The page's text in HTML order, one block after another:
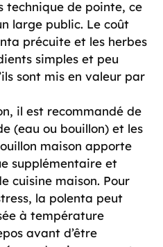
technique de pointe, ce
large public. Le coût
précuite et les herbes
simples et peu
sont mis en valeur par
il est recommandé de
(eau ou bouillon) et les
maison apporte
supplémentaire et
cuisine maison. Pour
la polenta peut
à température
avant d’être